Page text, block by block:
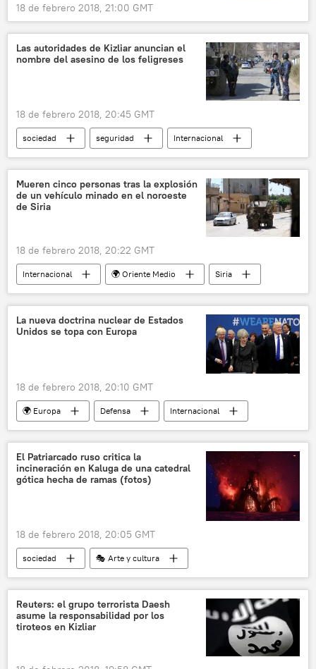
18 de febrero 2018, 21:00 GMT
Las autoridades de Kizliar anuncian el
nombre del asesino de los feligreses
18 de febrero 2018, 20:45 GMT
sociedad seguridad
Internacional
Rusia
Daguestán
tiroteo
noticias
Mueren cinco personas tras la explosión
de un vehículo minado en el noroeste
de Siria
18 de febrero 2018, 20:22 GMT
Internacional 🌍 Oriente Medio
Siria
Qamishli
explosiones
coche bomba
noticias
La nueva doctrina nuclear de Estados
Unidos se topa con Europa
18 de febrero 2018, 20:10 GMT
🌍 Europa Defensa
Internacional
Rusia
América del Norte
EEUU
Unión Europea (UE)
despliegue militar
noticias
El Patriarcado ruso critica la
incineración en Kaluga de una catedral
gótica hecha de ramas (fotos)
18 de febrero 2018, 20:05 GMT
sociedad
🎭 Arte y cultura
Internacional
religión
Rusia
Iglesia ortodoxa rusa
cristianismo
festival
símbolos cristianos
quema
Reuters: el grupo terrorista Daesh
asume la responsabilidad por los
tiroteos en Kizliar